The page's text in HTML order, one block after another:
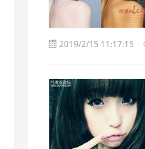
2019/2/15 11:17:15